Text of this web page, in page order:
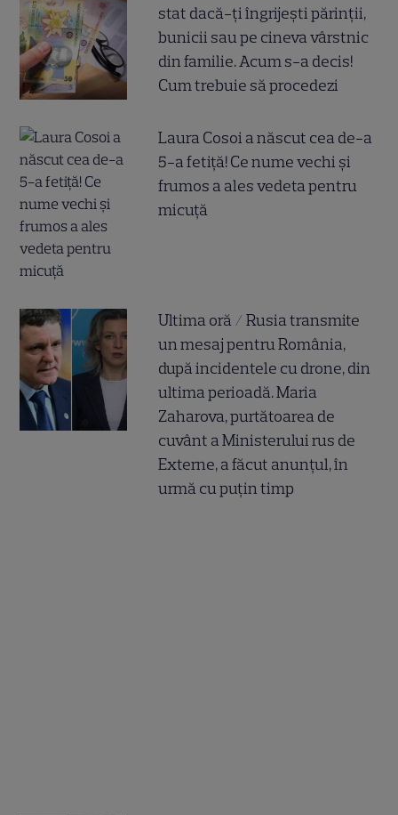
stat dacă-ți îngrijești părinții,
bunicii sau pe cineva vârstnic
din familie. Acum s-a decis!
Cum trebuie să procedezi
Laura Cosoi a născut cea de-a
5-a fetiță! Ce nume vechi și
frumos a ales vedeta pentru
micuță
Ultima oră / Rusia transmite
un mesaj pentru România,
după incidentele cu drone, din
ultima perioadă. Maria
Zaharova, purtătoarea de
cuvânt a Ministerului rus de
Externe, a făcut anunțul, în
urmă cu puțin timp